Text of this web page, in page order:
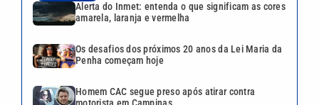
Alerta do Inmet: entenda o que significam as cores
amarela, laranja e vermelha
Os desafios dos próximos 20 anos da Lei Maria da
Penha começam hoje
Homem CAC segue preso após atirar contra
motorista em Campinas